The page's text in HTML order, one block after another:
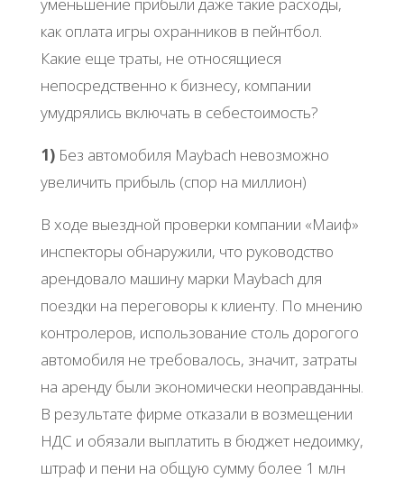
как оплата игры охранников в пейнтбол.
Какие еще траты, не относящиеся
непосредственно к бизнесу, компании
умудрялись включать в себестоимость?
1)Без автомобиля Maybach невозможно
увеличить прибыль (спор на миллион)
В ходе выездной проверки компании «Маиф»
инспекторы обнаружили, что руководство
арендовало машину марки Maybach для
поездки на переговоры к клиенту. По мнению
контролеров, использование столь дорогого
автомобиля не требовалось, значит, затраты
на аренду были экономически неоправданны.
В результате фирме отказали в возмещении
НДС и обязали выплатить в бюджет недоимку,
штраф и пени на общую сумму более 1 млн